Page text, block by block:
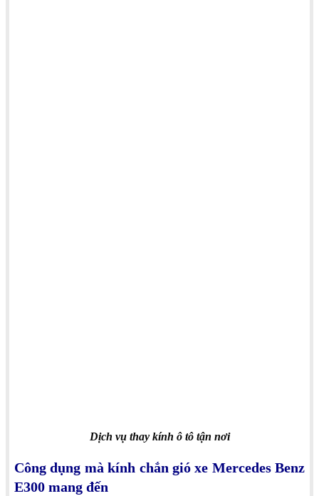
Dịch vụ thay kính ô tô tận nơi
Công dụng mà kính chắn gió xe Mercedes Benz
E300 mang đến